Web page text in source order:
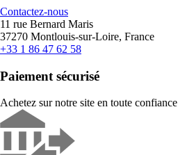
Contactez-nous
11 rue Bernard Maris
37270 Montlouis-sur-Loire, France
+33 1 86 47 62 58
Paiement sécurisé
Achetez sur notre site en toute confiance